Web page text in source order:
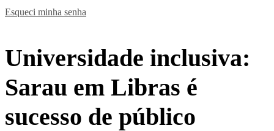
Esqueci minha senha
Universidade inclusiva:
Sarau em Libras é
sucesso de público